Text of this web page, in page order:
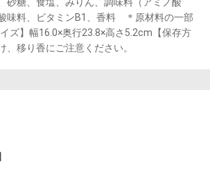
味料、ビタミンB1、香料　＊原材料の一部
ズ】幅16.0×奥行23.8×高さ5.2cm【保存方
、移り香にご注意ください。